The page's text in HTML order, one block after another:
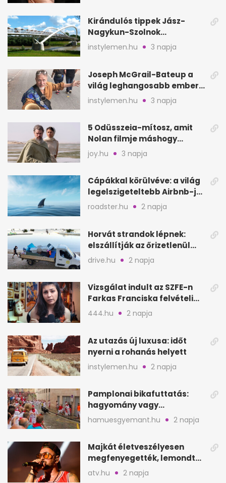
Kirándulós tippek Jász-
Nagykun-Szolnok
megyében: 6 kihagyhatatlan
hely
instylemen.hu 3 napja
Joseph McGrail-Bateup a
világ leghangosabb embere
lett Ausztráliából
instylemen.hu 3 napja
5 Odüsszeia-mítosz, amit
Nolan filmje máshogy
mutat, mint Homérosz
joy.hu 3 napja
Cápákkal körülvéve: a világ
legelszigeteltebb Airbnb-je
a nyílt tengeren
roadster.hu 2 napja
Horvát strandok lépnek:
elszállítják az őrizetlenül
hagyott törölközőket
drive.hu 2 napja
Vizsgálat indult az SZFE-n
Farkas Franciska felvételi
videója után
444.hu 2 napja
Az utazás új luxusa: időt
nyerni a rohanás helyett
instylemen.hu 2 napja
Pamplonai bikafuttatás:
hagyomány vagy
értelmetlen vérontás?
hamuesgyemant.hu 2 napja
Majkát életveszélyesen
megfenyegették, lemondta
a sepsiszentgyörgyi
atv.hu 2 napja